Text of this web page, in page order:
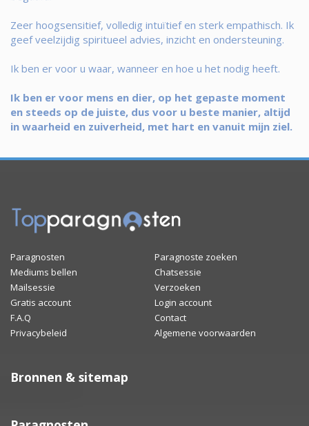
Zeer hoogsensitief, volledig intuïtief en sterk empathisch. Ik
geef veelzijdig spiritueel advies, inzicht en ondersteuning.
Ik ben er voor u waar, wanneer en hoe u het nodig heeft.
Ik ben er voor mens en dier, op het gepaste moment
en steeds op de juiste, dus voor u beste manier, altijd
in waarheid en zuiverheid, met hart en vanuit mijn ziel.
Paragnosten
Paragnoste zoeken
Mediums bellen
Chatsessie
Mailsessie
Verzoeken
Gratis account
Login account
F.A.Q
Contact
Privacybeleid
Algemene voorwaarden
Bronnen & sitemap